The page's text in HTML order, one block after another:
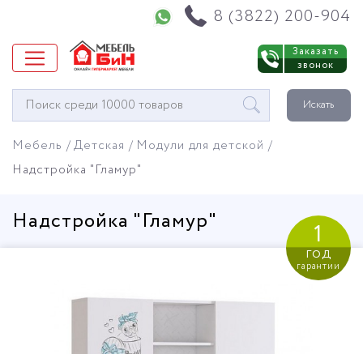
8 (3822) 200-904
Заказать
звонок
Окно
поиска
Искать
Мебель Детская
Модули для детской
Надстройка "Гламур"
Надстройка "Гламур" 1
год
гарантии